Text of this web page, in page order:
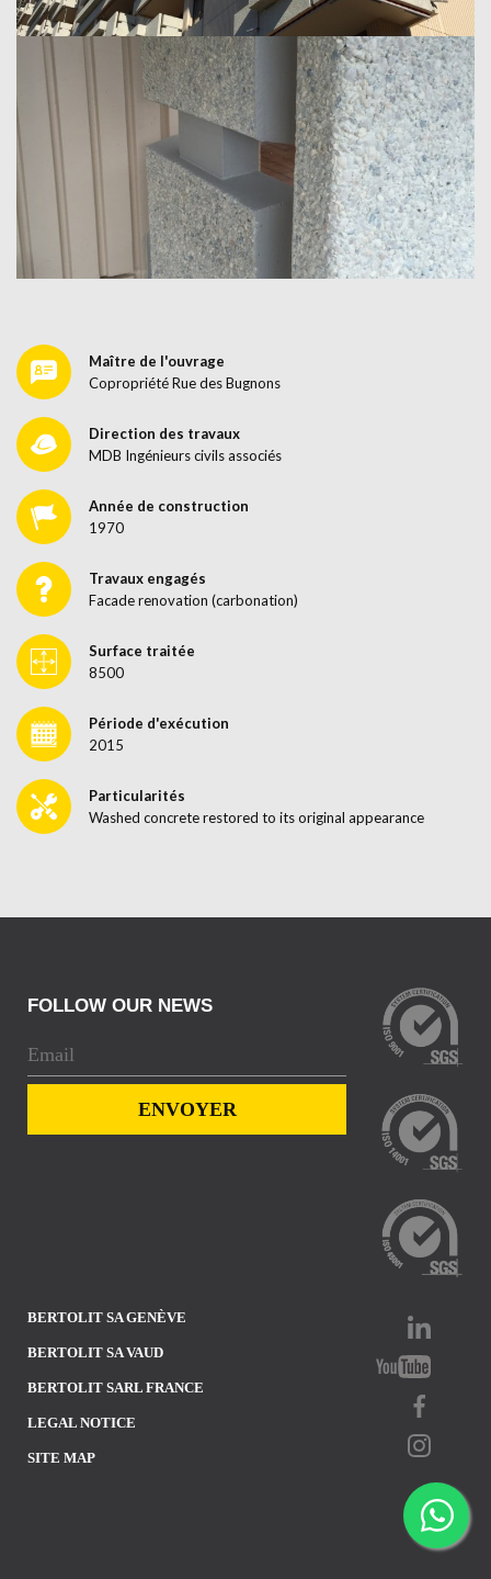
Maître de l'ouvrage
Copropriété Rue des Bugnons
Direction des travaux
MDB Ingénieurs civils associés
Année de construction
1970
Travaux engagés
Facade renovation (carbonation)
Surface traitée
8500
Période d'exécution
2015
Particularités
Washed concrete restored to its original appearance
BERTOLIT SA GENÈVE
BERTOLIT SA VAUD
BERTOLIT SARL FRANCE
LEGAL NOTICE
SITE MAP
FOLLOW OUR NEWS